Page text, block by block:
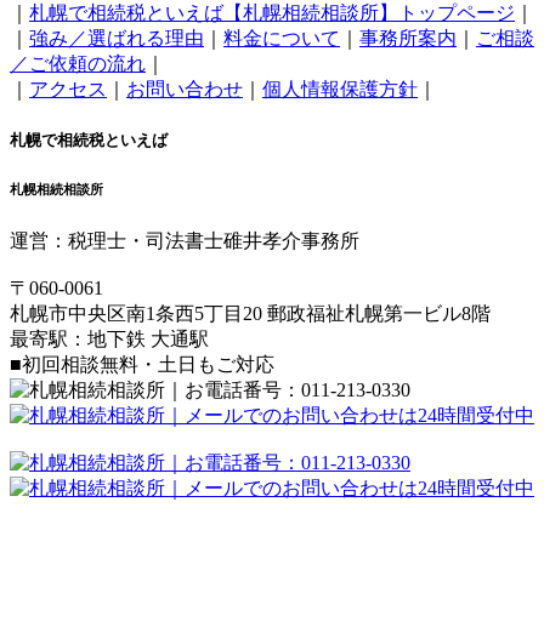
札幌で相続税といえば【札幌相続相談所】トップページ
強み／選ばれる理由 料金について 事務所案内
ご相談
／ご依頼の流れ
アクセス お問い合わせ 個人情報保護方針
札幌で相続税といえば
札幌相続相談所
運営：税理士・司法書士碓井孝介事務所
〒060-0061
札幌市中央区南1条西5丁目20 郵政福祉札幌第一ビル8階
最寄駅：地下鉄 大通駅
■初回相談無料・土日もご対応